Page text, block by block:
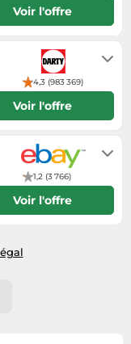
Voir l'offre
4,3 (983 369)
Voir l'offre
1,2 (3 766)
Voir l'offre